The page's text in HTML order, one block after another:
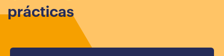
prácticas